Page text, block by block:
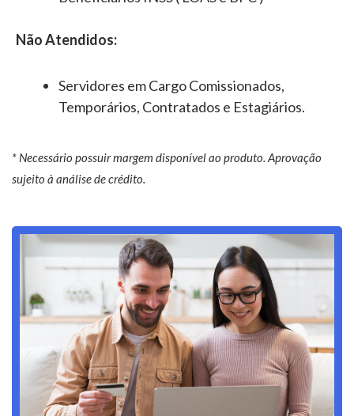
Não Atendidos:
Servidores em Cargo Comissionados,
Temporários, Contratados e Estagiários.
* Necessário possuir margem disponível ao produto. Aprovação
sujeito à análise de crédito.